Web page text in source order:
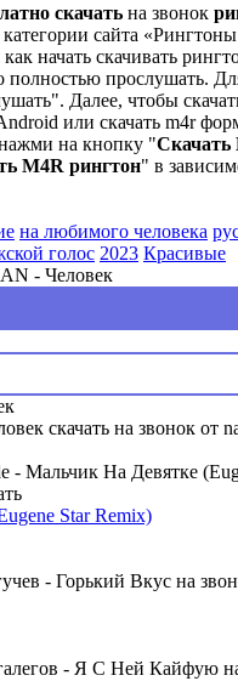
скачать на звонок
категории сайта «Рингтоны
начать скачивать
прослушать.
Далее, чтобы
или скачать m4r
на кнопку "Скачать
M4R рингтон" в
на любимого человека
голос 2023 Красивые
- Человек
скачать на звонок от
Star Remix)